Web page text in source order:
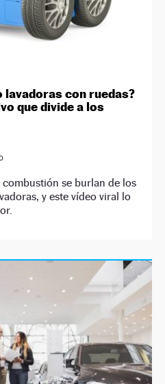
con ruedas?
que divide a los
se burlan de los
y este vídeo viral lo